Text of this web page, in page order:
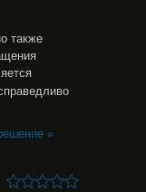
также
»